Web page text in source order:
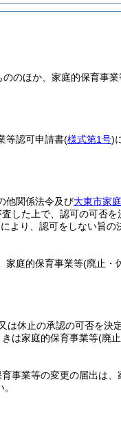
のほか、家庭的保育事
等認可申請書(様式第1号)
他関係法令及び大東市家
した上で、認可の可否を
により、認可をしない旨の
家庭的保育事業等(廃止・
は休止の承認の可否を決
は家庭的保育事業等(廃
事業等の変更の届出は、